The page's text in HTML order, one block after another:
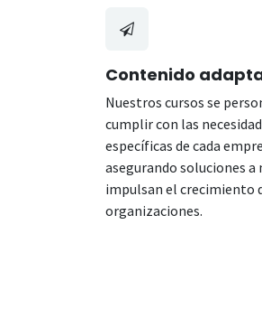
Contenido
Nuestros cursos se
cumplir con las
específicas de cada
asegurando soluciones a
impulsan el crecimiento
organizaciones.